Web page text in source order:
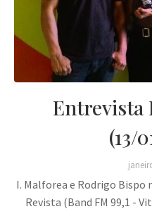
Entrevista
(13/
I. Malforea e Rodrigo Bispo
Revista (Band FM 99,1 -